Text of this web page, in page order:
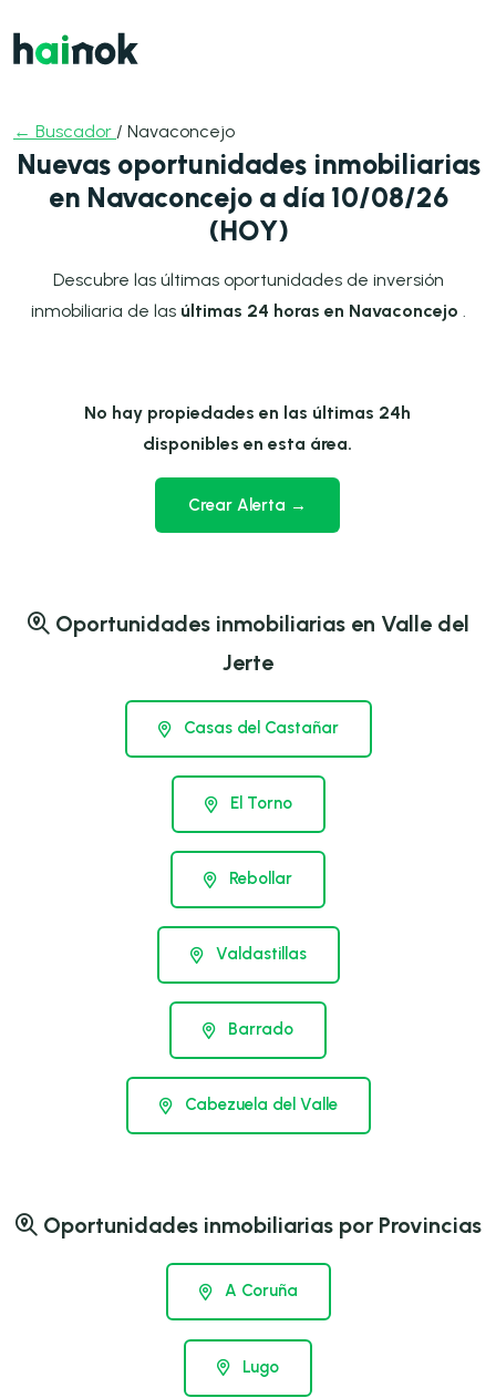
← Buscador / Navaconcejo
Nuevas oportunidades inmobiliarias
en Navaconcejo a día 10/08/26
(HOY)
Descubre las últimas oportunidades de inversión
inmobiliaria de las últimas 24 horas en Navaconcejo
No hay propiedades en las últimas 24h
disponibles en esta área.
Crear Alerta →
Oportunidades inmobiliarias en Valle del
Jerte
Casas del Castañar
El Torno
Rebollar
Valdastillas
Barrado
Cabezuela del Valle
Oportunidades inmobiliarias por Provincias
A Coruña
Lugo